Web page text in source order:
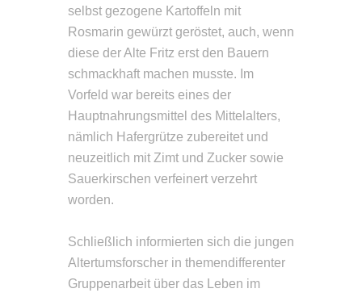
selbst gezogene Kartoffeln mit
Rosmarin gewürzt geröstet, auch, wenn
diese der Alte Fritz erst den Bauern
schmackhaft machen musste. Im
Vorfeld war bereits eines der
Hauptnahrungsmittel des Mittelalters,
nämlich Hafergrütze zubereitet und
neuzeitlich mit Zimt und Zucker sowie
Sauerkirschen verfeinert verzehrt
worden.
Schließlich informierten sich die jungen
Altertumsforscher in themendifferenter
Gruppenarbeit über das Leben im